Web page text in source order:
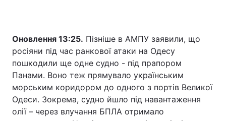
Оновлення 13:25. Пізніше в АМПУ заявили, що
росіяни під час ранкової атаки на Одесу
пошкодили ще одне судно - під прапором
Панами. Воно теж прямувало українським
морським коридором до одного з портів Великої
Одеси. Зокрема, судно йшло під навантаження
олії – через влучання БПЛА отримало